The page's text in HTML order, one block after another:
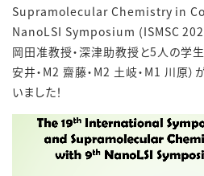
Supramolecular Chemistry in
NanoLSI Symposium (ISMSC
岡田准教授・深津助教授と5人の学
安井・M2 齋藤・M2 土岐・M1 川原）
いました！